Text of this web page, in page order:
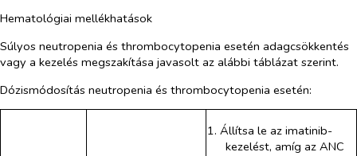
Hematológiai mellékhatások
Súlyos neutropenia és thrombocytopenia esetén adagcsökkentés
vagy a kezelés megszakítása javasolt az alábbi táblázat szerint.
Dózismódosítás neutropenia és thrombocytopenia esetén:
1. Állítsa le az imatinib-
kezelést, amíg az ANC